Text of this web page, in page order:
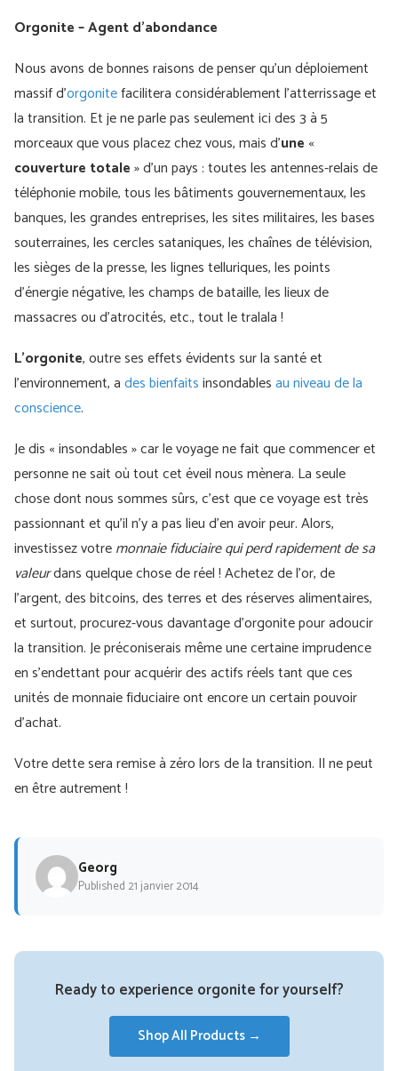
Orgonite – Agent d'abondance
Nous avons de bonnes raisons de penser qu'un déploiement
massif d'orgonitefacilitera considérablement l'atterrissage et
la transition. Et je ne parle pas seulement ici des 3 à 5
morceaux que vous placez chez vous, mais d’une «
couverture totale» d’un pays : toutes les antennes-relais de
téléphonie mobile, tous les bâtiments gouvernementaux, les
banques, les grandes entreprises, les sites militaires, les bases
souterraines, les cercles sataniques, les chaînes de télévision,
les sièges de la presse, les lignes telluriques, les points
d’énergie négative, les champs de bataille, les lieux de
massacres ou d’atrocités, etc., tout le tralala !
L'orgonite, outre ses effets évidents sur la santé et
l'environnement, ades bienfaitsinsondablesau niveau de la
conscience.
Je dis « insondables » car le voyage ne fait que commencer et
personne ne sait où tout cet éveil nous mènera. La seule
chose dont nous sommes sûrs, c’est que ce voyage est très
passionnant et qu’il n’y a pas lieu d’en avoir peur. Alors,
investissez votremonnaie fiduciaire qui perd rapidement de sa
valeurdans quelque chose de réel ! Achetez de l'or, de
l'argent, des bitcoins, des terres et des réserves alimentaires,
et surtout, procurez-vous davantage d'orgonite pour adoucir
la transition. Je préconiserais même une certaine imprudence
en s'endettant pour acquérir des actifs réels tant que ces
unités de monnaie fiduciaire ont encore un certain pouvoir
d'achat.
Votre dette sera remise à zéro lors de la transition. Il ne peut
en être autrement !
Georg
Published 21 janvier 2014
Ready to experience orgonite for yourself?
Shop All Products →